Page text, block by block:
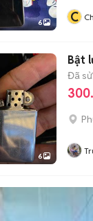
6 C
6
Bật
Đã